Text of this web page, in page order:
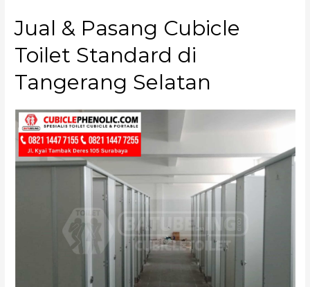
Jual & Pasang Cubicle
Toilet Standard di
Tangerang Selatan